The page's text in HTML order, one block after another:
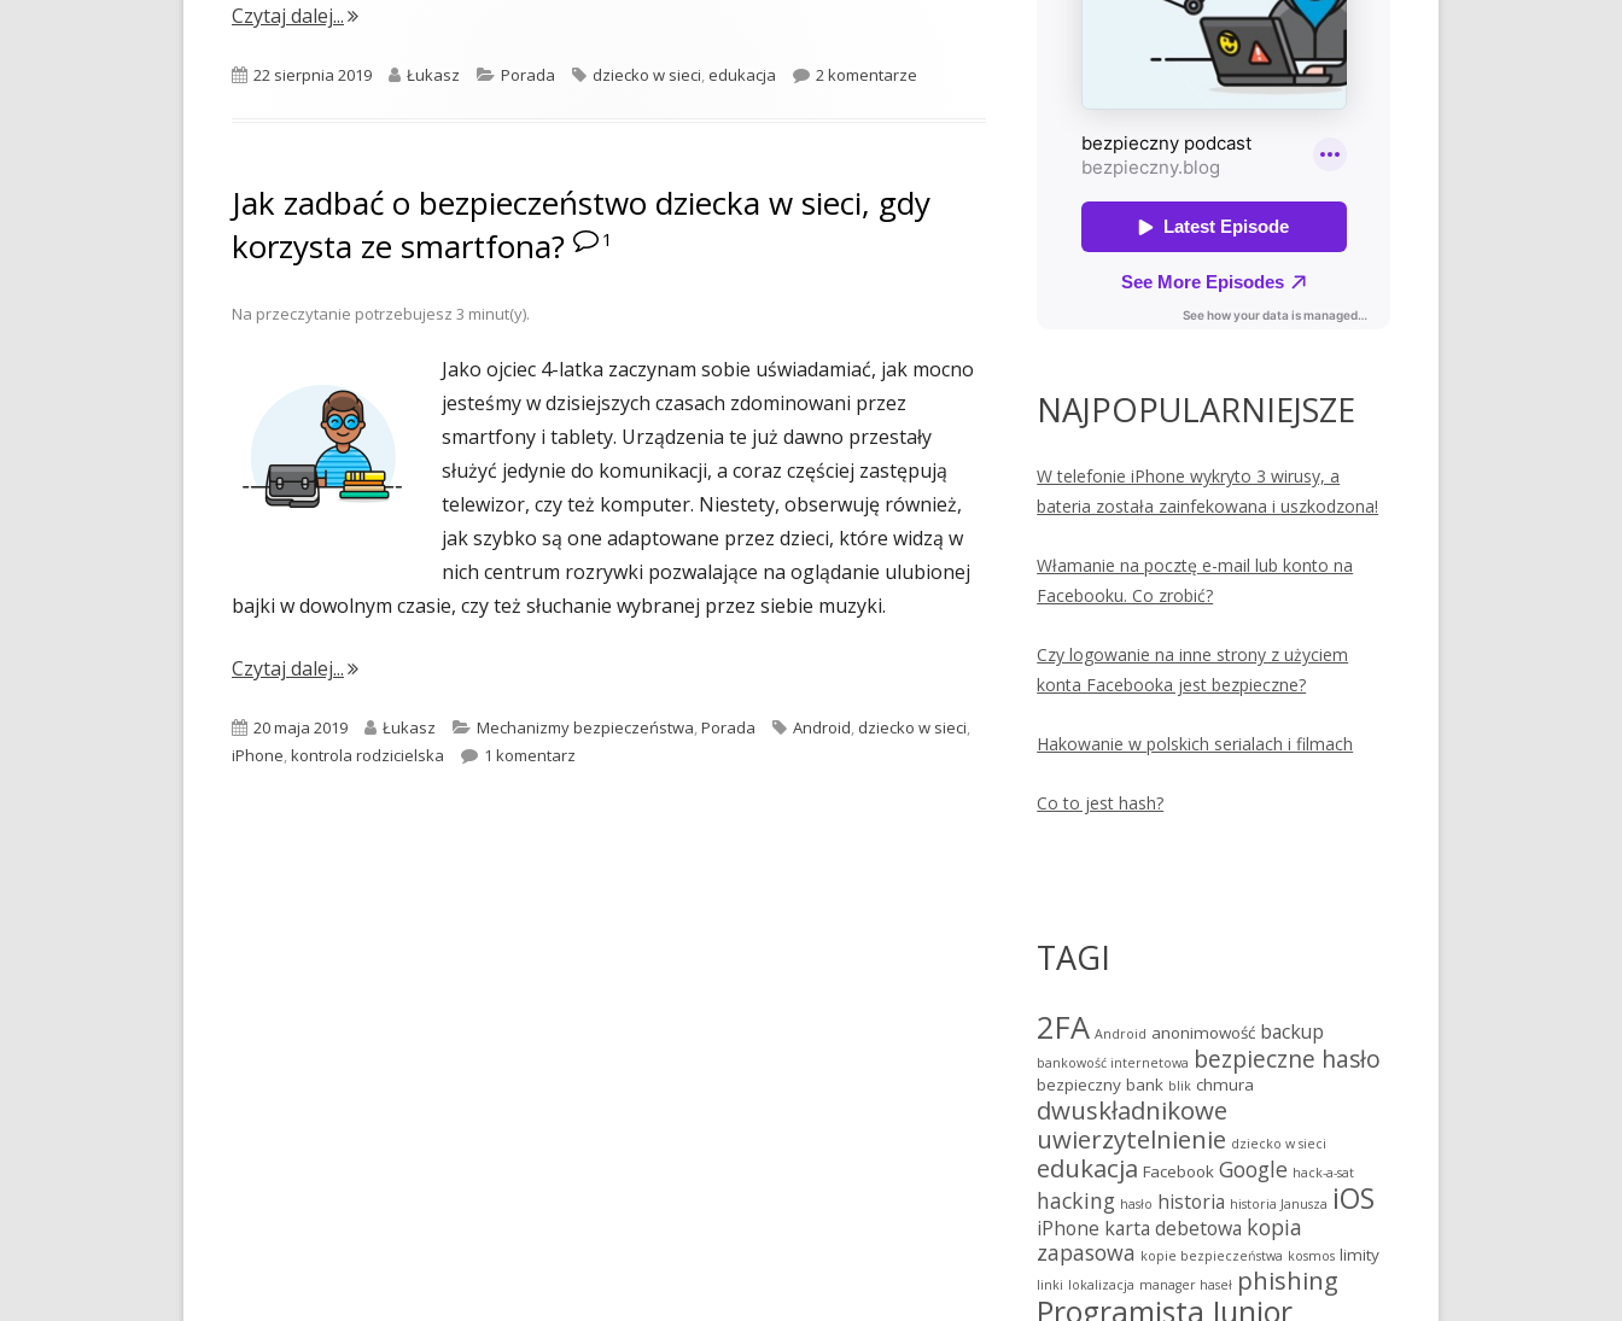
Czytaj dalej..."Nie zagub dziecka w sieci."
Opublikowano
22 sierpnia 2019 Autor
Łukasz Kategorie
Porada Tagi
dziecko w sieci, edukacja 2 komentarze
Jak zadbać o bezpieczeństwo dziecka w sieci, gdy
korzysta ze smartfona?
1
Na przeczytanie potrzebujesz 3 minut(y).
Jako ojciec 4-latka zaczynam sobie uświadamiać, jak mocno
jesteśmy w dzisiejszych czasach zdominowani przez
smartfony i tablety. Urządzenia te już dawno przestały
służyć jedynie do komunikacji, a coraz częściej zastępują
telewizor, czy też komputer. Niestety, obserwuję również,
jak szybko są one adaptowane przez dzieci, które widzą w
nich centrum rozrywki pozwalające na oglądanie ulubionej
bajki w dowolnym czasie, czy też słuchanie wybranej przez siebie muzyki.
Czytaj dalej..."Jak zadbać o bezpieczeństwo dziecka w sieci, gdy korzysta ze smartfona?"
Opublikowano
20 maja 2019 Autor
Łukasz Kategorie
Mechanizmy bezpieczeństwa,Porada Tagi
Android, dziecko w sieci,
iPhone,kontrola rodzicielska 1 komentarz do Jak zadbać o bezpieczeństwo dziecka w sieci, gdy korzysta ze smartfona?
NAJPOPULARNIEJSZE
W telefonie iPhone wykryto 3 wirusy, a
bateria została zainfekowana i uszkodzona!
Włamanie na pocztę e-mail lub konto na
Facebooku. Co zrobić?
Czy logowanie na inne strony z użyciem
konta Facebooka jest bezpieczne?
Hakowanie w polskich serialach i filmach
Co to jest hash?
TAGI
2FA Android anonimowość backup
bankowość internetowa bezpieczne hasło
bezpieczny bank blik chmura
dwuskładnikowe
uwierzytelnienie dziecko w sieci
edukacja Facebook Google hack-a-sat
hacking hasło historia historia Janusza iOS
iPhone karta debetowa kopia
zapasowa kopie bezpieczeństwa kosmos limity
linki lokalizacja manager haseł phishing
Programista Junior